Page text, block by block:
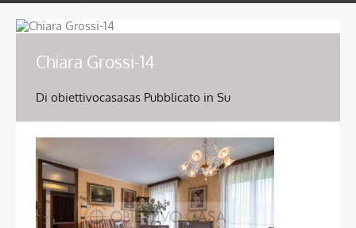
Chiara Grossi-14
Di obiettivocasasas Pubblicato in Su